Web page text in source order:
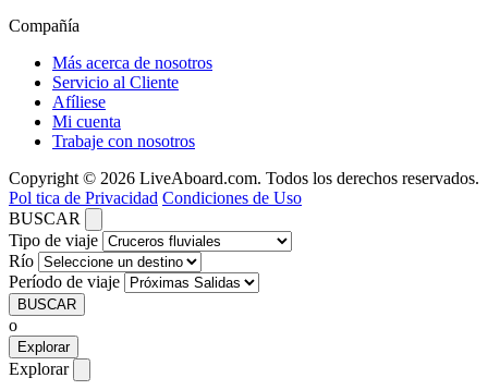
Compañía
Más acerca de nosotros
Servicio al Cliente
Afíliese
Mi cuenta
Trabaje con nosotros
Copyright © 2026 LiveAboard.com. Todos los derechos reservados.
Pol tica de Privacidad Condiciones de Uso
BUSCAR
Tipo de viaje
Río
Período de viaje
BUSCAR
o
Explorar
Explorar